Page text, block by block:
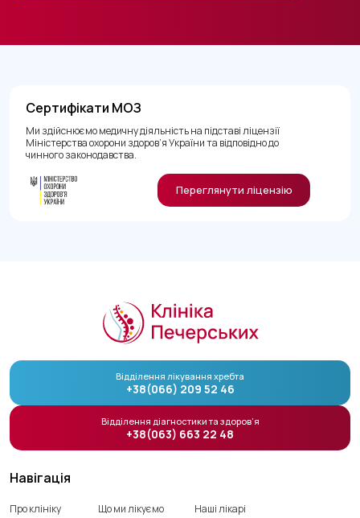
Сертифікати МОЗ
Ми здійснюємо медичну діяльність на підставі ліцензії
Міністерства охорони здоров’я України та відповідно до
чинного законодавства.
Переглянути ліцензію
Навігація
Про клініку Що ми лікуємо
Наші лікарі
Відділення лікування хребта
+38(066) 209 52 46
Відділення діагностики та здоров’я
+38(063) 663 22 48